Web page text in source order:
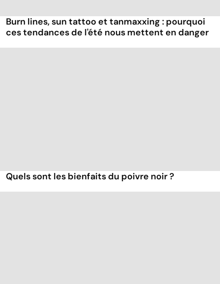
Burn lines, sun tattoo et tanmaxxing : pourquoi
ces tendances de l'été nous mettent en danger
Quels sont les bienfaits du poivre noir ?